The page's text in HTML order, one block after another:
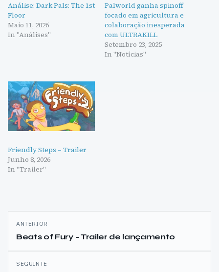
Análise: Dark Pals: The 1st
Floor
Maio 11, 2026
In "Análises"
Palworld ganha spinoff
focado em agricultura e
colaboração inesperada
com ULTRAKILL
Setembro 23, 2025
In "Notícias"
Friendly Steps – Trailer
Junho 8, 2026
In "Trailer"
Navegação
de
artigos
ANTERIOR
Beats of Fury – Trailer de lançamento
SEGUINTE